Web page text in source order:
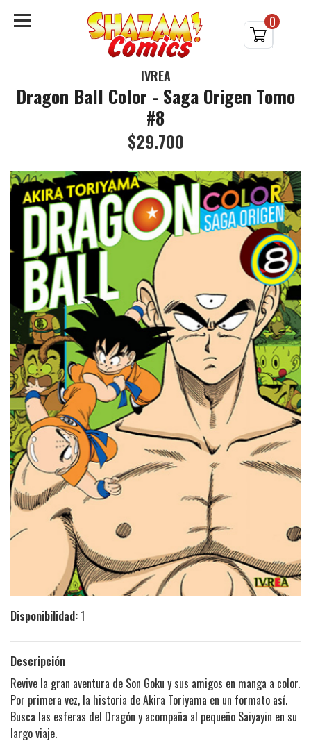
0
IVREA
Dragon Ball Color - Saga Origen Tomo
#8
$29.700
Disponibilidad:1
Descripción
Revive la gran aventura de Son Goku y sus amigos en manga a color.
Por primera vez, la historia de Akira Toriyama en un formato así.
Busca las esferas del Dragón y acompaña al pequeño Saiyayin en su
largo viaje.